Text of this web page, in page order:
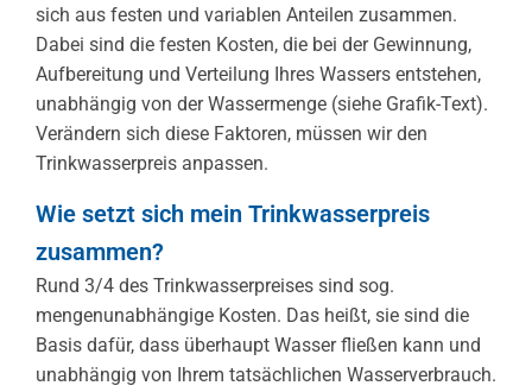
sich aus festen und variablen Anteilen zusammen.
Dabei sind die festen Kosten, die bei der Gewinnung,
Aufbereitung und Verteilung Ihres Wassers entstehen,
unabhängig von der Wassermenge (siehe Grafik-Text).
Verändern sich diese Faktoren, müssen wir den
Trinkwasserpreis anpassen.
Wie setzt sich mein Trinkwasserpreis
zusammen?
Rund 3/4 des Trinkwasserpreises sind sog.
mengenunabhängige Kosten. Das heißt, sie sind die
Basis dafür, dass überhaupt Wasser fließen kann und
unabhängig von Ihrem tatsächlichen Wasserverbrauch.